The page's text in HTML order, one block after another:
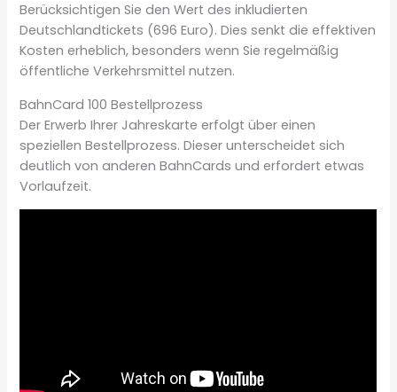
Berücksichtigen Sie den Wert des inkludierten
Deutschlandtickets (696 Euro). Dies senkt die effektiven
Kosten erheblich, besonders wenn Sie regelmäßig
öffentliche Verkehrsmittel nutzen.
BahnCard 100 Bestellprozess
Der Erwerb Ihrer Jahreskarte erfolgt über einen
speziellen Bestellprozess. Dieser unterscheidet sich
deutlich von anderen BahnCards und erfordert etwas
Vorlaufzeit.